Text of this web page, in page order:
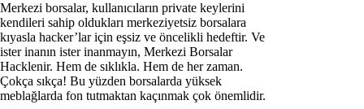
Merkezi borsalar, kullanıcıların private keylerini
kendileri sahip oldukları merkeziyetsiz borsalara
kıyasla hacker’lar için eşsiz ve öncelikli hedeftir. Ve
ister inanın ister inanmayın, Merkezi Borsalar
Hacklenir. Hem de sıklıkla. Hem de her zaman.
Çokça sıkça! Bu yüzden borsalarda yüksek
meblağlarda fon tutmaktan kaçınmak çok önemlidir.